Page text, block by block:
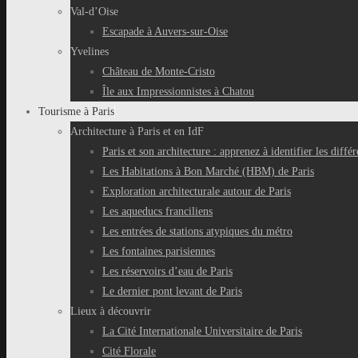
Val-d’Oise
Escapade à Auvers-sur-Oise
Yvelines
Château de Monte-Cristo
Île aux Impressionnistes à Chatou
Tourisme à Paris
Architecture à Paris et en IdF
Paris et son architecture : apprenez à identifier les
Les Habitations à Bon Marché (HBM) de Paris
Exploration architecturale autour de Paris
Les aqueducs franciliens
Les entrées de stations atypiques du métro
Les fontaines parisiennes
Les réservoirs d’eau de Paris
Le dernier pont levant de Paris
Lieux à découvrir
La Cité Internationale Universitaire de Paris
Cité Florale